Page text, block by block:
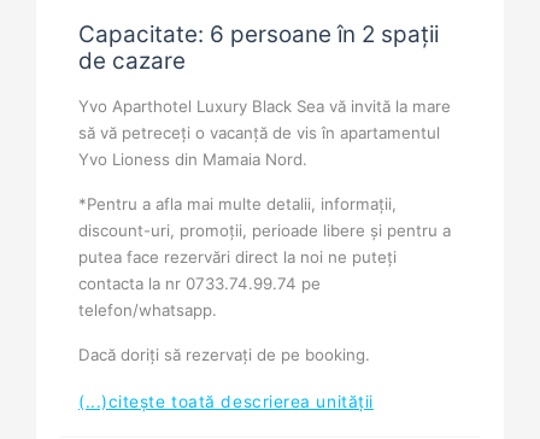
Capacitate: 6 persoane în 2 spații
de cazare
Yvo Aparthotel Luxury Black Sea vă invită la mare
să vă petreceți o vacanță de vis în apartamentul
Yvo Lioness din Mamaia Nord.
*Pentru a afla mai multe detalii, informații,
discount-uri, promoții, perioade libere și pentru a
putea face rezervări direct la noi ne puteți
contacta la nr 0733.74.99.74 pe
telefon/whatsapp.
Dacă doriți să rezervați de pe booking.
(...)citește toată descrierea unității